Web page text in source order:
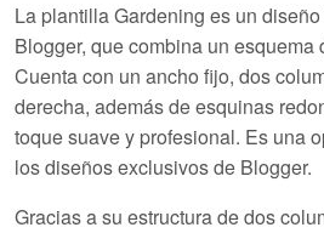
La plantillaGardening es un
Blogger, que combina un esquema
Cuenta con un ancho fijo, dos
derecha, además de esquinas
toque suave y profesional. Es una
los diseños exclusivos de Blogger.
Gracias a su estructura de dos